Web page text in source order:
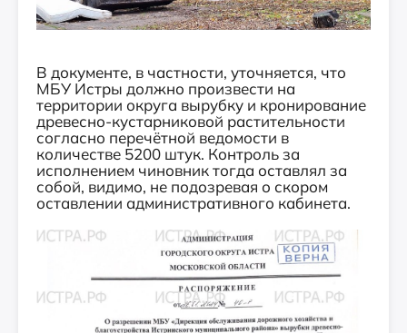
В документе, в частности, уточняется, что
МБУ Истры должно произвести на
территории округа вырубку и кронирование
древесно-кустарниковой растительности
согласно перечётной ведомости в
количестве 5200 штук. Контроль за
исполнением чиновник тогда оставлял за
собой, видимо, не подозревая о скором
оставлении административного кабинета.